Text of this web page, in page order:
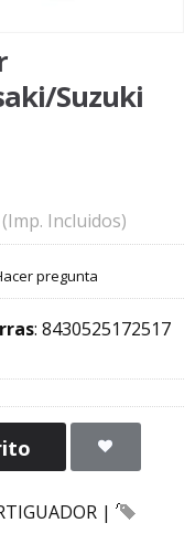
Suzuki
(Imp. Incluidos)
pregunta
: 8430525172517
|